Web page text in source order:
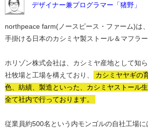
デザイナー兼プログラマー「猪野」
northpeace farm(ノースピース・ファーム)は
手掛ける日本のカシミヤ製ストール＆マフラー
ホリゾン株式会社は、カシミヤ産地として知
社牧場と工場を構えており、
カシミヤヤギの
色、紡績、製造といった、カシミヤストール
全て社内で行っております。
従業員約500名という内モンゴルの自社工場